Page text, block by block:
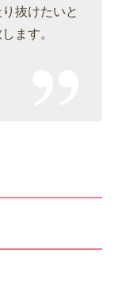
抜けたいと
ます。